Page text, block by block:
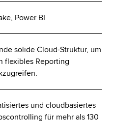
Power BI
solide Cloud-Struktur, um
flexibles Reporting
und cloudbasiertes
für mehr als 130